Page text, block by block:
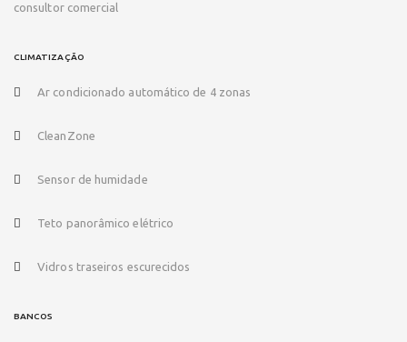
consultor comercial
CLIMATIZAÇÃO
Ar condicionado automático de 4 zonas
CleanZone
Sensor de humidade
Teto panorâmico elétrico
Vidros traseiros escurecidos
BANCOS